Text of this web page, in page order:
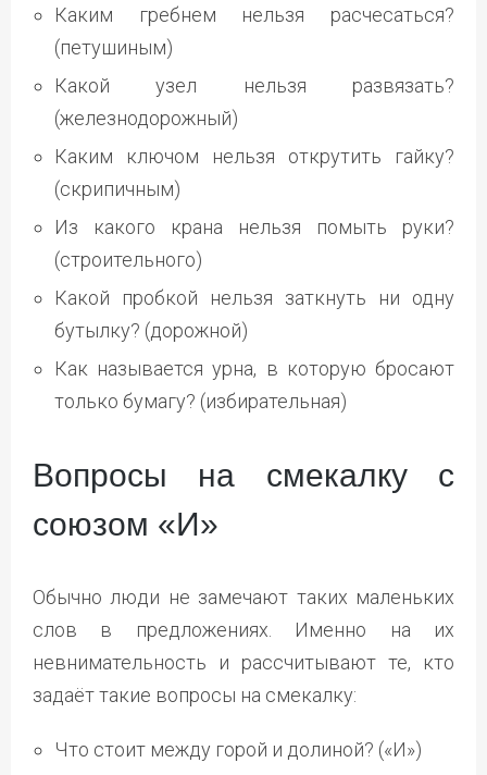
Каким гребнем нельзя расчесаться?
(петушиным)
Какой узел нельзя развязать?
(железнодорожный)
Каким ключом нельзя открутить гайку?
(скрипичным)
Из какого крана нельзя помыть руки?
(строительного)
Какой пробкой нельзя заткнуть ни одну
бутылку? (дорожной)
Как называется урна, в которую бросают
только бумагу? (избирательная)
Вопросы на смекалку с
союзом «И»
Обычно люди не замечают таких маленьких
слов в предложениях. Именно на их
невнимательность и рассчитывают те, кто
задаёт такие вопросы на смекалку:
Что стоит между горой и долиной? («И»)